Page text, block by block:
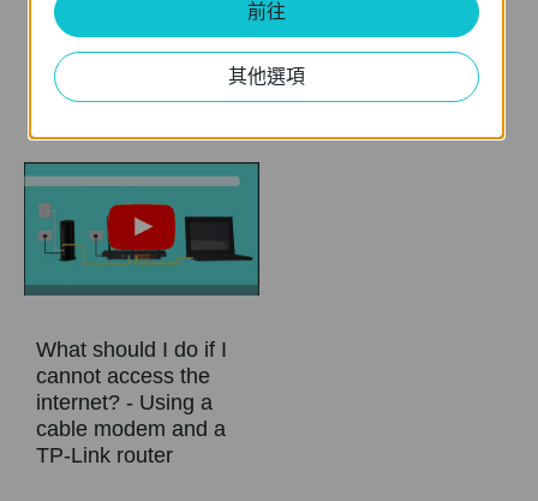
C80 設定影片
How to Set up a
Wireless Router
(Archer C80, etc.)
What should I do if I
cannot access the
internet? - Using a
cable modem and a
TP-Link router
前往
其他選項